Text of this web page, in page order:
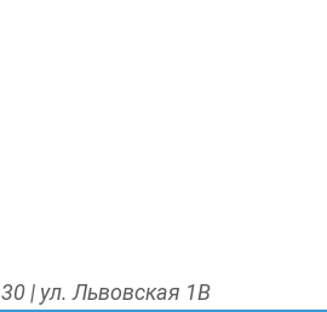
| ул. Львовская 1В